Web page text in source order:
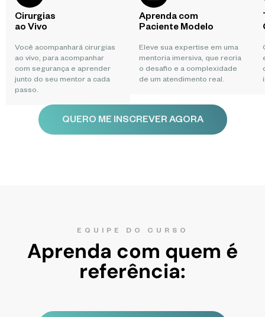
Cirurgias
ao Vivo
Você acompanhará cirurgias
ao vivo, para acompanhar
com segurança e aprender
junto do seu mentor a cada
passo.
Aprenda com
Paciente Modelo
Eleve sua expertise em uma
mentoria imersiva, que recria
o desafio e a complexidade
de um atendimento real.
QUERO ME INSCREVER AGORA
EQUIPE DO CURSO
Aprenda com quem é
referência: